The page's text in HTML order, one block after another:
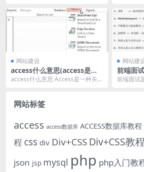
是在不断的增强傍边。...
人的重视
网站建设
access什么意思(access是什
么数据库管理系统)
access什么意思 Access是一种关系
网站建
前端面
典面试
前端面试
网站标签
access access数据库 ACCESS数据库教程
程 css div Div+CSS Div+CSS教程
json jsp mysql php php入门教